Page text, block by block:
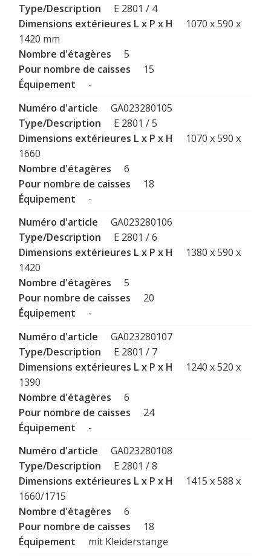
E 2801 / 4
1070 x 590 x
1420 mm
5
15
-
GA023280105
E 2801 / 5
1070 x 590 x
1660
6
18
-
GA023280106
E 2801 / 6
1380 x 590 x
1420
5
20
-
GA023280107
E 2801 / 7
1240 x 520 x
1390
6
24
-
GA023280108
E 2801 / 8
1415 x 588 x
1660/1715
6
18
mit Kleiderstange